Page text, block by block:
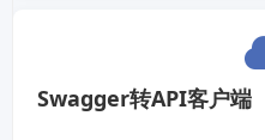
Swagger转API客户端